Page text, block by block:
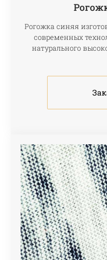
Рогожка синяя
современных
натурального